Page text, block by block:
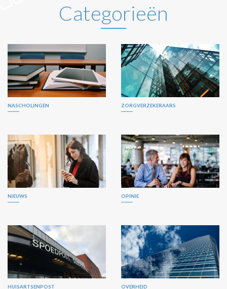
Categorieën
NASCHOLINGEN ZORGVERZEKERAARS
NIEUWS OPINIE
HUISARTSENPOST OVERHEID